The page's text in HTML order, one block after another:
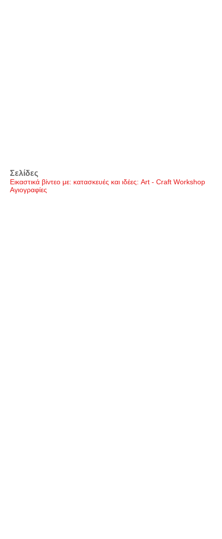
Σελίδες
Εικαστικά βίντεο με: κατασκευές και ιδέες: Art - Craft Workshop
Αγιογραφίες